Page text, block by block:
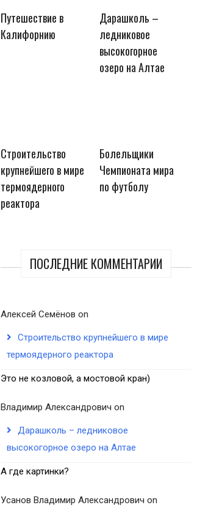
Путешествие в
Калифорнию
Дарашколь –
ледниковое
высокогорное
озеро на Алтае
Строительство
крупнейшего в мире
термоядерного
реактора
Болельщики
Чемпионата мира
по футболу
ПОСЛЕДНИЕ КОММЕНТАРИИ
Алексей Семёнов on
Строительство крупнейшего в мире
термоядерного реактора
Это не козловой, а мостовой кран)
Владимир Александрович on
Дарашколь – ледниковое
высокогорное озеро на Алтае
А где картинки?
Усанов Владимир Александрович on